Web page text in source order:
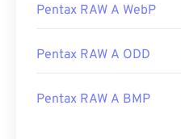
Pentax RAW A WebP
Pentax RAW A ODD
Pentax RAW A BMP